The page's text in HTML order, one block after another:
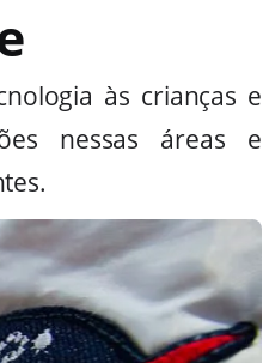
às crianças e
nessas áreas e